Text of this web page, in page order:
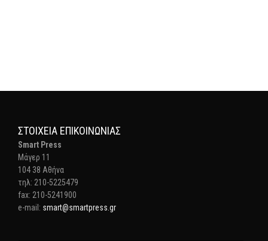
ΣΤΟΙΧΕΊΑ ΕΠΙΚΟΙΝΩΝΊΑΣ
Smart Press
Mάγερ 11
104 38 Αθήνα
τηλ: 210-5225479
fax: 210-5241900
e-mail: smart@smartpress.gr